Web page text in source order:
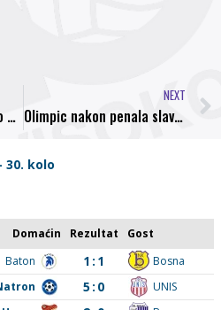
TURNIR U VISOKOM: Željo B izgubio od Olimpika, Bosna ubjedljiva
NEXT
Olimpic nakon penala slavio protiv Bosne rezultatom 4:1 i osvojio trofej pobjednika turnira u Visokom